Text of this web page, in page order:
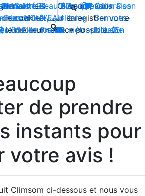
sur le site Climsom, vous
cookies pour enregistrer votre
le meilleur service possible. (En
Santé et de Bien-être | Livraison
métropolitaine
35€ en France métropolitaine
nous : 02 85 52
-
Qui
Sommes-
Nous?
Bien-être Beauté Acupression Dos
NOUVEAU
de prendre
instants pour
votre avis !
Climsom ci-dessous et nous vous